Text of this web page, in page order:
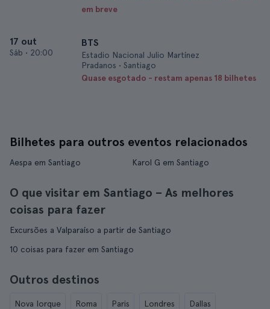
em breve
17 out
Sáb • 20:00
BTS
Estadio Nacional Julio Martínez
Pradanos • Santiago
Quase esgotado - restam apenas 18 bilhetes
Bilhetes para outros eventos relacionados
Aespa em Santiago Karol G em Santiago
O que visitar em Santiago – As melhores
coisas para fazer
Excursões a Valparaíso a partir de Santiago
10 coisas para fazer em Santiago
Outros destinos
Nova Iorque Roma Paris Londres Dallas